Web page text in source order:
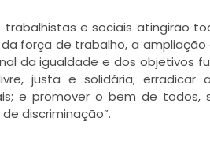
e sociais atingirão
força de trabalho, a
da igualdade e dos objetivos
justa e solidária;
e promover o bem de todos,
discriminação”.